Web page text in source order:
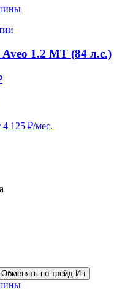
1.2 MT (84 л.с.)
4 125 ₽/мес.
Обменять по трейд-Ин